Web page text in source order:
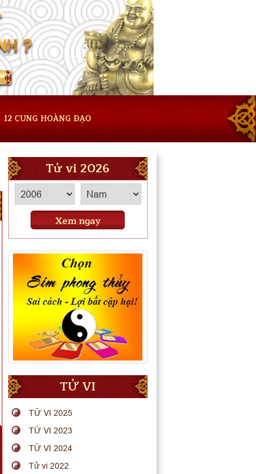
12 CUNG HOÀNG ĐẠO
Tử vi 2026
Xem ngay
TỬ VI
TỬ VI 2025
TỬ VI 2023
TỬ VI 2024
Tử vi 2022